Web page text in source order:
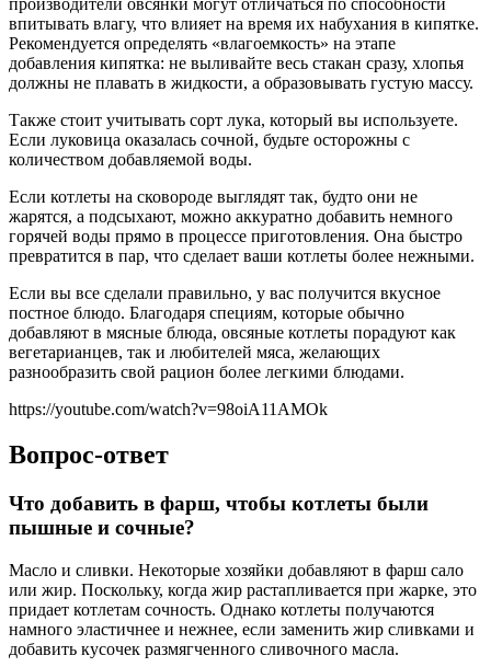
впитывать влагу, что влияет на время их набухания в кипятке.
Рекомендуется определять «влагоемкость» на этапе
добавления кипятка: не выливайте весь стакан сразу, хлопья
должны не плавать в жидкости, а образовывать густую массу.
Также стоит учитывать сорт лука, который вы используете.
Если луковица оказалась сочной, будьте осторожны с
количеством добавляемой воды.
Если котлеты на сковороде выглядят так, будто они не
жарятся, а подсыхают, можно аккуратно добавить немного
горячей воды прямо в процессе приготовления. Она быстро
превратится в пар, что сделает ваши котлеты более нежными.
Если вы все сделали правильно, у вас получится вкусное
постное блюдо. Благодаря специям, которые обычно
добавляют в мясные блюда, овсяные котлеты порадуют как
вегетарианцев, так и любителей мяса, желающих
разнообразить свой рацион более легкими блюдами.
https://youtube.com/watch?v=98oiA11AMOk
Вопрос-ответ
Что добавить в фарш, чтобы котлеты были
пышные и сочные?
Масло и сливки. Некоторые хозяйки добавляют в фарш сало
или жир. Поскольку, когда жир растапливается при жарке, это
придает котлетам сочность. Однако котлеты получаются
намного эластичнее и нежнее, если заменить жир сливками и
добавить кусочек размягченного сливочного масла.